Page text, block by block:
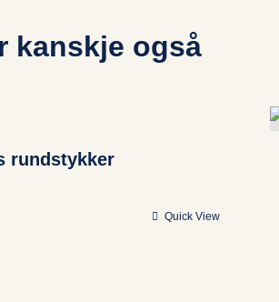
kanskje også
rundstykker
Quick View